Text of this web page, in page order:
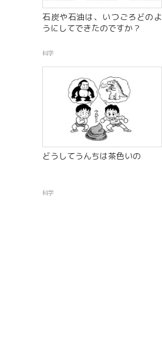
石炭や石油は、いつごろどのよ
うにしてできたのですか？
科学
どうしてうんちは茶色いの
科学